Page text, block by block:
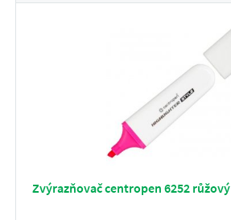
Zvýrazňovač centropen 6252 růžový